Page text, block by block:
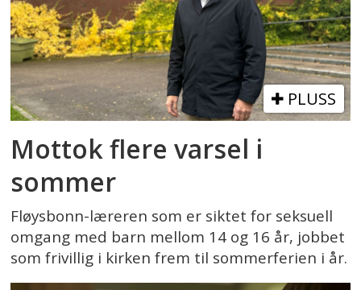
PLUSS
Mottok flere varsel i
sommer
Fløysbonn-læreren som er siktet for seksuell
omgang med barn mellom 14 og 16 år, jobbet
som frivillig i kirken frem til sommerferien i år.